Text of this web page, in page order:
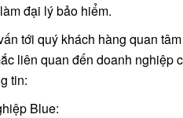
đại lý bảo hiểm.
tới quý khách hàng quan
liên quan đến doanh nghiệp
tin:
Blue: